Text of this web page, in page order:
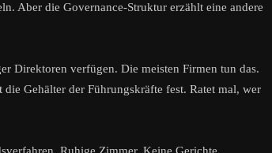
Aber die Governance-Struktur erzählt eine andere
Direktoren verfügen. Die meisten Firmen tun das.
Gehälter der Führungskräfte fest. Ratet mal, wer